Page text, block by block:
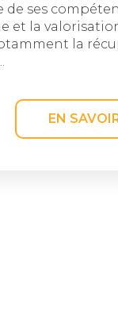
de ses
et la
la
EN